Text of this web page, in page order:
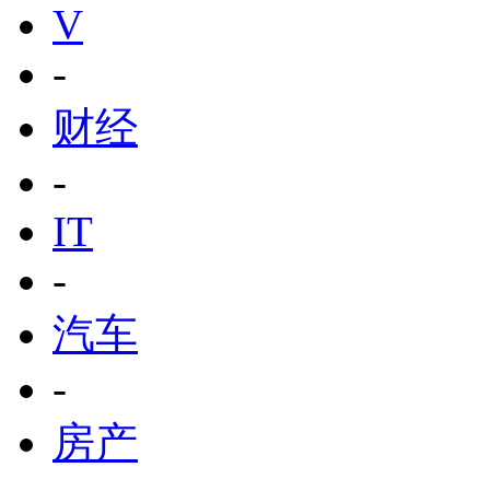
V
-
财经
-
IT
-
汽车
-
房产